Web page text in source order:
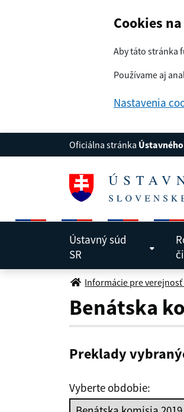
Cookies
Aby táto stránka
Používame aj
Nastavenia
Oficiálna stránka
Ústavný súd
SR
Benátska
Informácie pre verejnosť
Benátska
Preklady
Vyberte obdobie: